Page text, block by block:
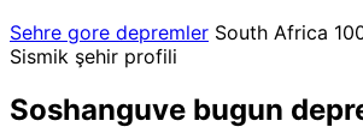
Sehre gore depremler South Africa
Sismik şehir profili
Soshanguve bugun